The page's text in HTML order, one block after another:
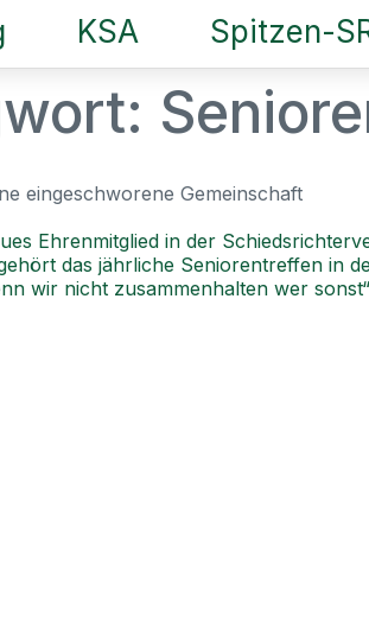
KSA Spitzen-
eingeschworene Gemeinschaft
Ehrenmitglied in der
das jährliche Seniorentreffen in
wir nicht zusammenhalten wer